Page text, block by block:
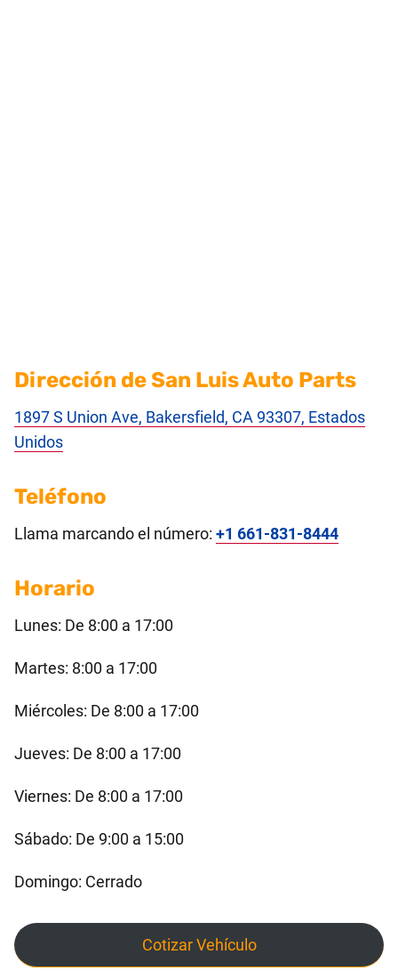
Dirección de San Luis Auto Parts
1897 S Union Ave, Bakersfield, CA 93307, Estados
Unidos
Teléfono
Llama marcando el número: +1 661-831-8444
Horario
Lunes: De 8:00 a 17:00
Martes: 8:00 a 17:00
Miércoles: De 8:00 a 17:00
Jueves: De 8:00 a 17:00
Viernes: De 8:00 a 17:00
Sábado: De 9:00 a 15:00
Domingo: Cerrado
Cotizar Vehículo